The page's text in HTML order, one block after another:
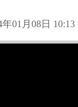
01月08日 10:13